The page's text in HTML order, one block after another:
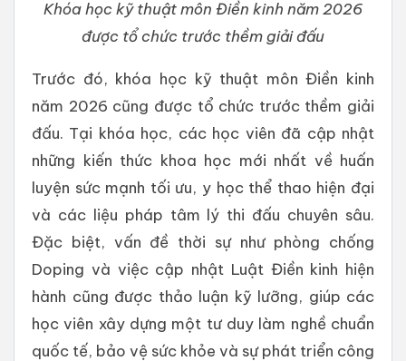
Khóa học kỹ thuật môn Điền kinh năm 2026
được tổ chức trước thềm giải đấu
Trước đó, khóa học kỹ thuật môn Điền kinh
năm 2026 cũng được tổ chức trước thềm giải
đấu. Tại khóa học, các học viên đã cập nhật
những kiến thức khoa học mới nhất về huấn
luyện sức mạnh tối ưu, y học thể thao hiện đại
và các liệu pháp tâm lý thi đấu chuyên sâu.
Đặc biệt, vấn đề thời sự như phòng chống
Doping và việc cập nhật Luật Điền kinh hiện
hành cũng được thảo luận kỹ lưỡng, giúp các
học viên xây dựng một tư duy làm nghề chuẩn
quốc tế, bảo vệ sức khỏe và sự phát triển công